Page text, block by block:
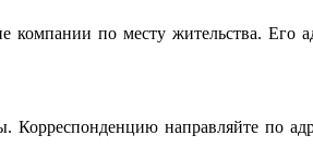
компании по месту жительства.
направляйте по